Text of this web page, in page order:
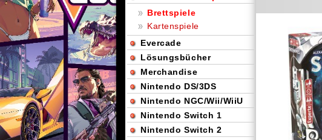
Brettspiele
Kartenspiele
Evercade
Lösungsbücher
Merchandise
Nintendo DS/3DS
Nintendo NGC/Wii/WiiU
Nintendo Switch 1
Nintendo Switch 2